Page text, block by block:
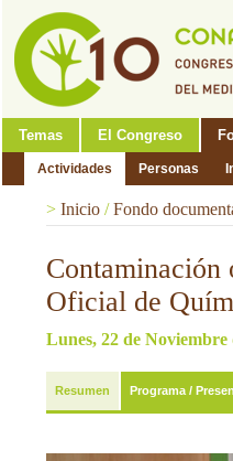
Temas El Congreso
Actividades Personas
> Inicio /Fondo
Oficial de
Lunes, 22 de
Resumen Programa /